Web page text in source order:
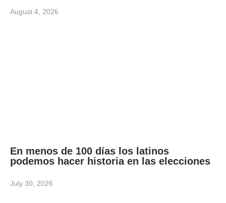
August 4, 2026
En menos de 100 días los latinos
podemos hacer historia en las elecciones
July 30, 2026